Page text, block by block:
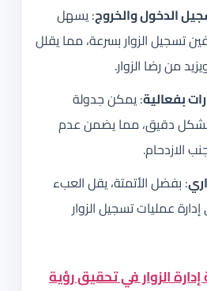
الدخول والخروج: يسهل
تسجيل الزوار بسرعة، مما يقلل
من رضا الزوار.
بفعالية: يمكن جدولة
بشكل دقيق، مما يضمن عدم
الازدحام.
: بفضل الأتمتة، يقل العبء
عمليات تسجيل الزوار
الزوار في تحقيق رؤية